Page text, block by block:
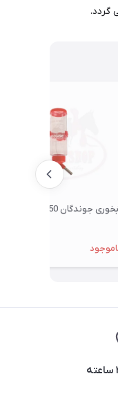
گردد.
جوندگان 250 میلی لیتری